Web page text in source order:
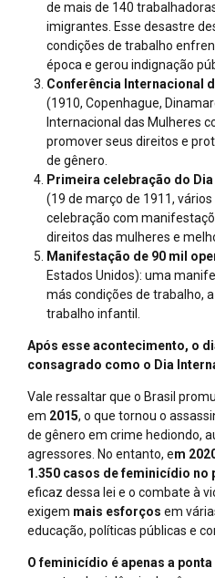
de mais de 140
imigrantes. Esse desastre
condições de trabalho
época e gerou indignação
Conferência Internacional
(1910, Copenhague,
Internacional das Mulheres
promover seus direitos e
de gênero.
Primeira celebração do
(19 de março de 1911,
celebração com
direitos das mulheres e
Manifestação de 90 mil
Estados Unidos): uma
más condições de trabalho,
trabalho infantil.
Após esse acontecimento, o
consagrado como o Dia
Vale ressaltar que o Brasil
em 2015, o que tornou o
de gênero em crime hediondo,
agressores. No entanto, em
1.350 casos de feminicídio no
eficaz dessa lei e o combate à
exigem mais esforços em
educação, políticas públicas e
O feminicídio é apenas a